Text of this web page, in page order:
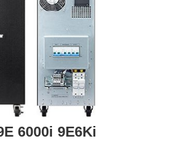
6000i 9E6Ki